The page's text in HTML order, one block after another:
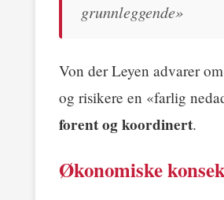
grunnleggende»
Von der Leyen advarer
og risikere en «farlig
forent og koordinert.
Økonomiske